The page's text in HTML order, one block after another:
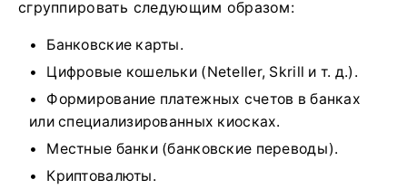
сгруппировать следующим образом:
Банковские карты.
Цифровые кошельки (Neteller, Skrill и т. д.).
Формирование платежных счетов в банках
или специализированных киосках.
Местные банки (банковские переводы).
Криптовалюты.